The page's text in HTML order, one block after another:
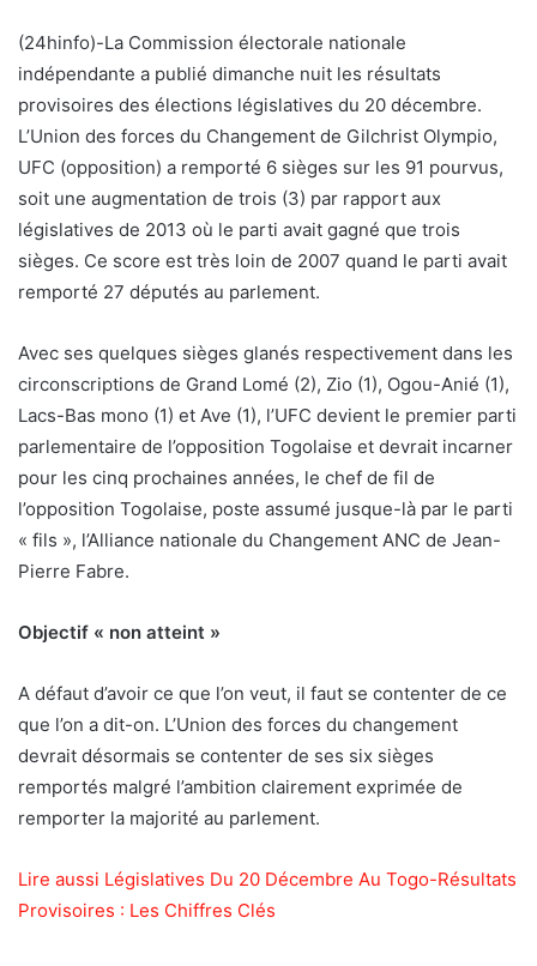
(24hinfo)-La Commission électorale nationale
indépendante a publié dimanche nuit les résultats
provisoires des élections législatives du 20 décembre.
L’Union des forces du Changement de Gilchrist Olympio,
UFC (opposition) a remporté 6 sièges sur les 91 pourvus,
soit une augmentation de trois (3) par rapport aux
législatives de 2013 où le parti avait gagné que trois
sièges. Ce score est très loin de 2007 quand le parti avait
remporté 27 députés au parlement.
Avec ses quelques sièges glanés respectivement dans les
circonscriptions de Grand Lomé (2), Zio (1), Ogou-Anié (1),
Lacs-Bas mono (1) et Ave (1), l’UFC devient le premier parti
parlementaire de l’opposition Togolaise et devrait incarner
pour les cinq prochaines années, le chef de fil de
l’opposition Togolaise, poste assumé jusque-là par le parti
« fils », l’Alliance nationale du Changement ANC de Jean-
Pierre Fabre.
Objectif « non atteint »
A défaut d’avoir ce que l’on veut, il faut se contenter de ce
que l’on a dit-on. L’Union des forces du changement
devrait désormais se contenter de ses six sièges
remportés malgré l’ambition clairement exprimée de
remporter la majorité au parlement.
Lire aussi Législatives Du 20 Décembre Au Togo-Résultats
Provisoires : Les Chiffres Clés